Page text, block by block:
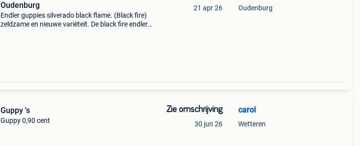
Oudenburg
Endler guppies silverado black flame. (Black fire)
zeldzame en nieuwe variëteit. De black fire endler
21 apr 26 Oudenburg
Guppy 's
Guppy 0,90 cent
Zie omschrijving
30 jun 26
carol
Wetteren